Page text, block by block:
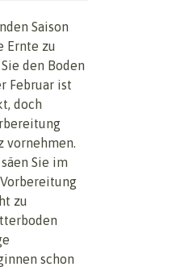
Saison
Ernte zu
den Boden
Februar ist
doch
vornehmen.
Sie im
zu
schon